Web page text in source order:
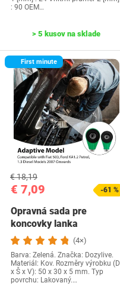
: 90 OEM…
> 5 kusov na sklade
First minute
€ 7,09
€ 18,19
-61 %
Opravná sada pre
koncovky lanka
prevodovky pre Fiat 500…
(4×)
Barva: Zelená. Značka: Dozylive.
Materiál: Kov. Rozměry výrobku (D
x Š x V): 50 x 30 x 5 mm. Typ
povrchu: Lakovaný.…